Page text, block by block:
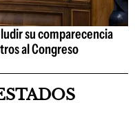
su comparecencia
al Congreso